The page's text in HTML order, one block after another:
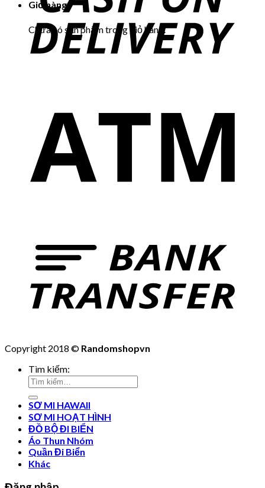
Giỏ hàng
Chưa có sản phẩm trong giỏ hàng.
Copyright 2018 © Randomshopvn
Tìm kiếm:
SƠ MI HAWAII
SƠ MI HOẠT HÌNH
ĐỒ BỘ ĐI BIỂN
Áo Thun Nhóm
Quần Đi Biển
Khác